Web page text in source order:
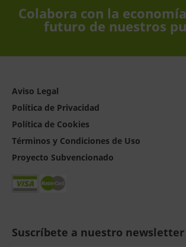
Colabora con la
futuro de nuestros
Aviso Legal
Política de Privacidad
Política de Cookies
Términos y Condiciones de Uso
Proyecto Subvencionado
Suscríbete a nuestro newsletter